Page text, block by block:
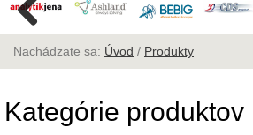
Nachádzate sa: Úvod / Produkty
Kategórie produktov